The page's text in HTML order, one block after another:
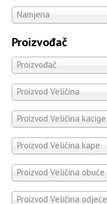
Namjena
Proizvođač
Proizvođač
Proizvod Veličina
Proizvod Veličina kacige
Proizvod Veličina kape
Proizvod Veličina obuće
Proizvod Veličina odjeće